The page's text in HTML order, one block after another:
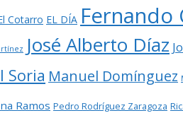
Cotarro EL DÍA Fernando
José Alberto Díaz
Soria Manuel Domínguez
Ramos Pedro Rodríguez Zaragoza